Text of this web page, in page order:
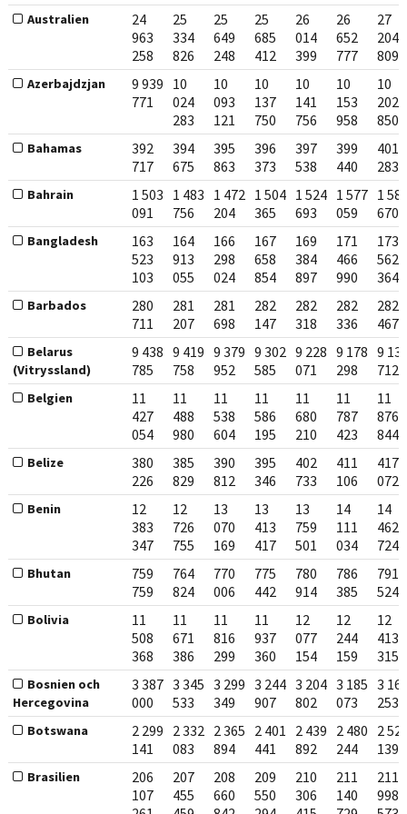
Australien
24
963
258
25
334
826
25
649
248
25
685
412
26
014
399
26
652
777
27
204
809
Azerbajdzjan
9 939
771
10
024
283
10
093
121
10
137
750
10
141
756
10
153
958
10
202
850
Bahamas
392
717
394
675
395
863
396
373
397
538
399
440
401
283
Bahrain
1 503
091
1 483
756
1 472
204
1 504
365
1 524
693
1 577
059
1
670
Bangladesh
163
523
103
164
913
055
166
298
024
167
658
854
169
384
897
171
466
990
173
562
364
Barbados
280
711
281
207
281
698
282
147
282
318
282
336
282
467
Belarus
(Vitryssland)
9 438
785
9 419
758
9 379
952
9 302
585
9 228
071
9 178
298
9
712
Belgien
11
427
054
11
488
980
11
538
604
11
586
195
11
680
210
11
787
423
11
876
844
Belize
380
226
385
829
390
812
395
346
402
733
411
106
417
072
Benin
12
383
347
12
726
755
13
070
169
13
413
417
13
759
501
14
111
034
14
462
724
Bhutan
759
759
764
824
770
006
775
442
780
914
786
385
791
524
Bolivia
11
508
368
11
671
386
11
816
299
11
937
360
12
077
154
12
244
159
12
413
315
Bosnien och
Hercegovina
3 387
000
3 345
533
3 299
349
3 244
907
3 204
802
3 185
073
3
253
Botswana
2 299
141
2 332
083
2 365
894
2 401
441
2 439
892
2 480
244
2
139
Brasilien
206
107
207
455
208
660
209
550
210
306
211
140
211
998